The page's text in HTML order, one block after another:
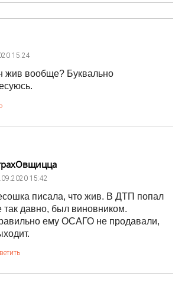
15:24
жив вообще? Буквально
15:42
писала, что жив. В ДТП попал
так давно, был виновником.
ему ОСАГО не продавали,